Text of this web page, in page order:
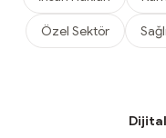
Özel Sektör